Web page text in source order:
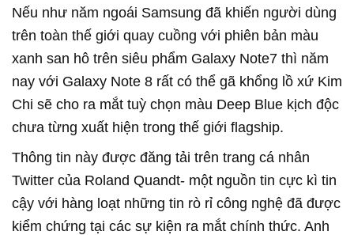
Nếu như năm ngoái Samsung đã khiến người dùng
trên toàn thế giới quay cuồng với phiên bản màu
xanh san hô trên siêu phẩm Galaxy Note7 thì năm
nay với Galaxy Note 8 rất có thể gã khổng lồ xứ Kim
Chi sẽ cho ra mắt tuỳ chọn màu Deep Blue kịch độc
chưa từng xuất hiện trong thế giới flagship.
Thông tin này được đăng tải trên trang cá nhân
Twitter của Roland Quandt- một nguồn tin cực kì tin
cậy với hàng loạt những tin rò rỉ công nghệ đã được
kiểm chứng tại các sự kiện ra mắt chính thức. Anh